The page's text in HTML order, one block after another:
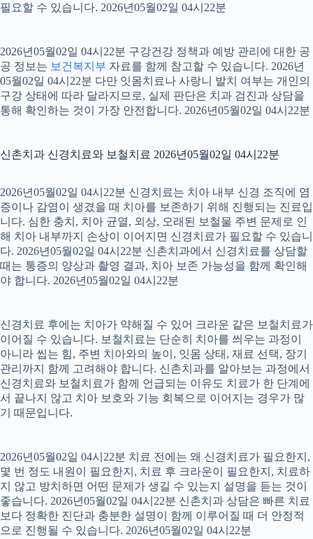
필요할 수 있습니다. 2026년05월02일 04시22분
2026년05월02일 04시22분 구강건강 정책과 예방 관리에 대한 공
공 정보는 보건복지부 자료를 함께 참고할 수 있습니다. 2026년
05월02일 04시22분 다만 잇몸치료나 사랑니 발치 여부는 개인의
구강 상태에 따라 달라지므로, 실제 판단은 치과 검진과 상담을
통해 확인하는 것이 가장 안전합니다. 2026년05월02일 04시22분
신촌치과 신경치료와 보철치료 2026년05월02일 04시22분
2026년05월02일 04시22분 신경치료는 치아 내부 신경 조직에 염
증이나 감염이 생겼을 때 치아를 보존하기 위해 진행되는 진료입
니다. 심한 충치, 치아 균열, 외상, 오래된 보철물 주변 문제로 인
해 치아 내부까지 손상이 이어지면 신경치료가 필요할 수 있습니
다. 2026년05월02일 04시22분 신촌치과에서 신경치료를 상담할
때는 통증의 양상과 촬영 결과, 치아 보존 가능성을 함께 확인해
야 합니다. 2026년05월02일 04시22분
신경치료 후에는 치아가 약해질 수 있어 크라운 같은 보철치료가
이어질 수 있습니다. 보철치료는 단순히 치아를 씌우는 과정이
아니라 씹는 힘, 주변 치아와의 높이, 잇몸 상태, 재료 선택, 장기
관리까지 함께 고려해야 합니다. 신촌치과를 알아보는 과정에서
신경치료와 보철치료가 함께 언급되는 이유도 치료가 한 단계에
서 끝나지 않고 치아 보호와 기능 회복으로 이어지는 경우가 많
기 때문입니다.
2026년05월02일 04시22분 치료 전에는 왜 신경치료가 필요한지,
몇 번 정도 내원이 필요한지, 치료 후 크라운이 필요한지, 치료하
지 않고 방치하면 어떤 문제가 생길 수 있는지 설명을 듣는 것이
좋습니다. 2026년05월02일 04시22분 신촌치과 상담은 빠른 치료
보다 정확한 진단과 충분한 설명이 함께 이루어질 때 더 안정적
으로 진행될 수 있습니다. 2026년05월02일 04시22분